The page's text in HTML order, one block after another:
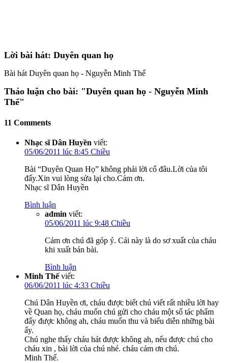
Lời bài hát: Duyên quan họ
Bài hát Duyên quan họ - Nguyễn Minh Thế
Thảo luận cho bài: "Duyên quan họ - Nguyễn Minh
Thế"
11 Comments
Nhạc sĩ Dân Huyền viết:
05/06/2011 lúc 8:45 Chiều
Bài “Duyên Quan Họ” không phải lời cổ đâu.Lời của tôi
đấy.Xin vui lòng sửa lại cho.Cảm ơn.
Nhạc sĩ Dân Huyền
Bình luận
admin viết:
05/06/2011 lúc 9:48 Chiều
Cảm ơn chú đã góp ý. Cái này là do sơ xuất của cháu
khi xuất bản bài.
Bình luận
Minh Thế viết:
06/06/2011 lúc 4:33 Chiều
Chú Dân Huyền ơi, cháu được biết chú viết rất nhiều lời hay
về Quan họ, cháu muốn chú gửi cho cháu một số tác phẩm
đấy được không ah, cháu muốn thu và biểu diễn những bài
ấy.
Chú nghe thấy cháu hát được không ah, nếu được chú cho
cháu xin , bài lời của chú nhé. cháu cảm ơn chú.
Minh Thế.